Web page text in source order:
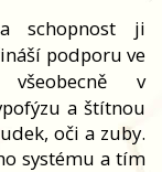
schopnost ji
podporu ve
všeobecně v
a štítnou
oči a zuby.
systému a tím